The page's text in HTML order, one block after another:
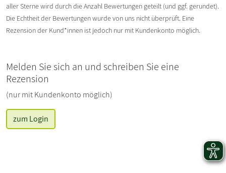
aller Sterne wird durch die Anzahl Bewertungen geteilt (und ggf. gerundet).
Die Echtheit der Bewertungen wurde von uns nicht überprüft. Eine
Rezension der Kund*innen ist jedoch nur mit Kundenkonto möglich.
Melden Sie sich an und schreiben Sie eine
Rezension
(nur mit Kundenkonto möglich)
zum Login